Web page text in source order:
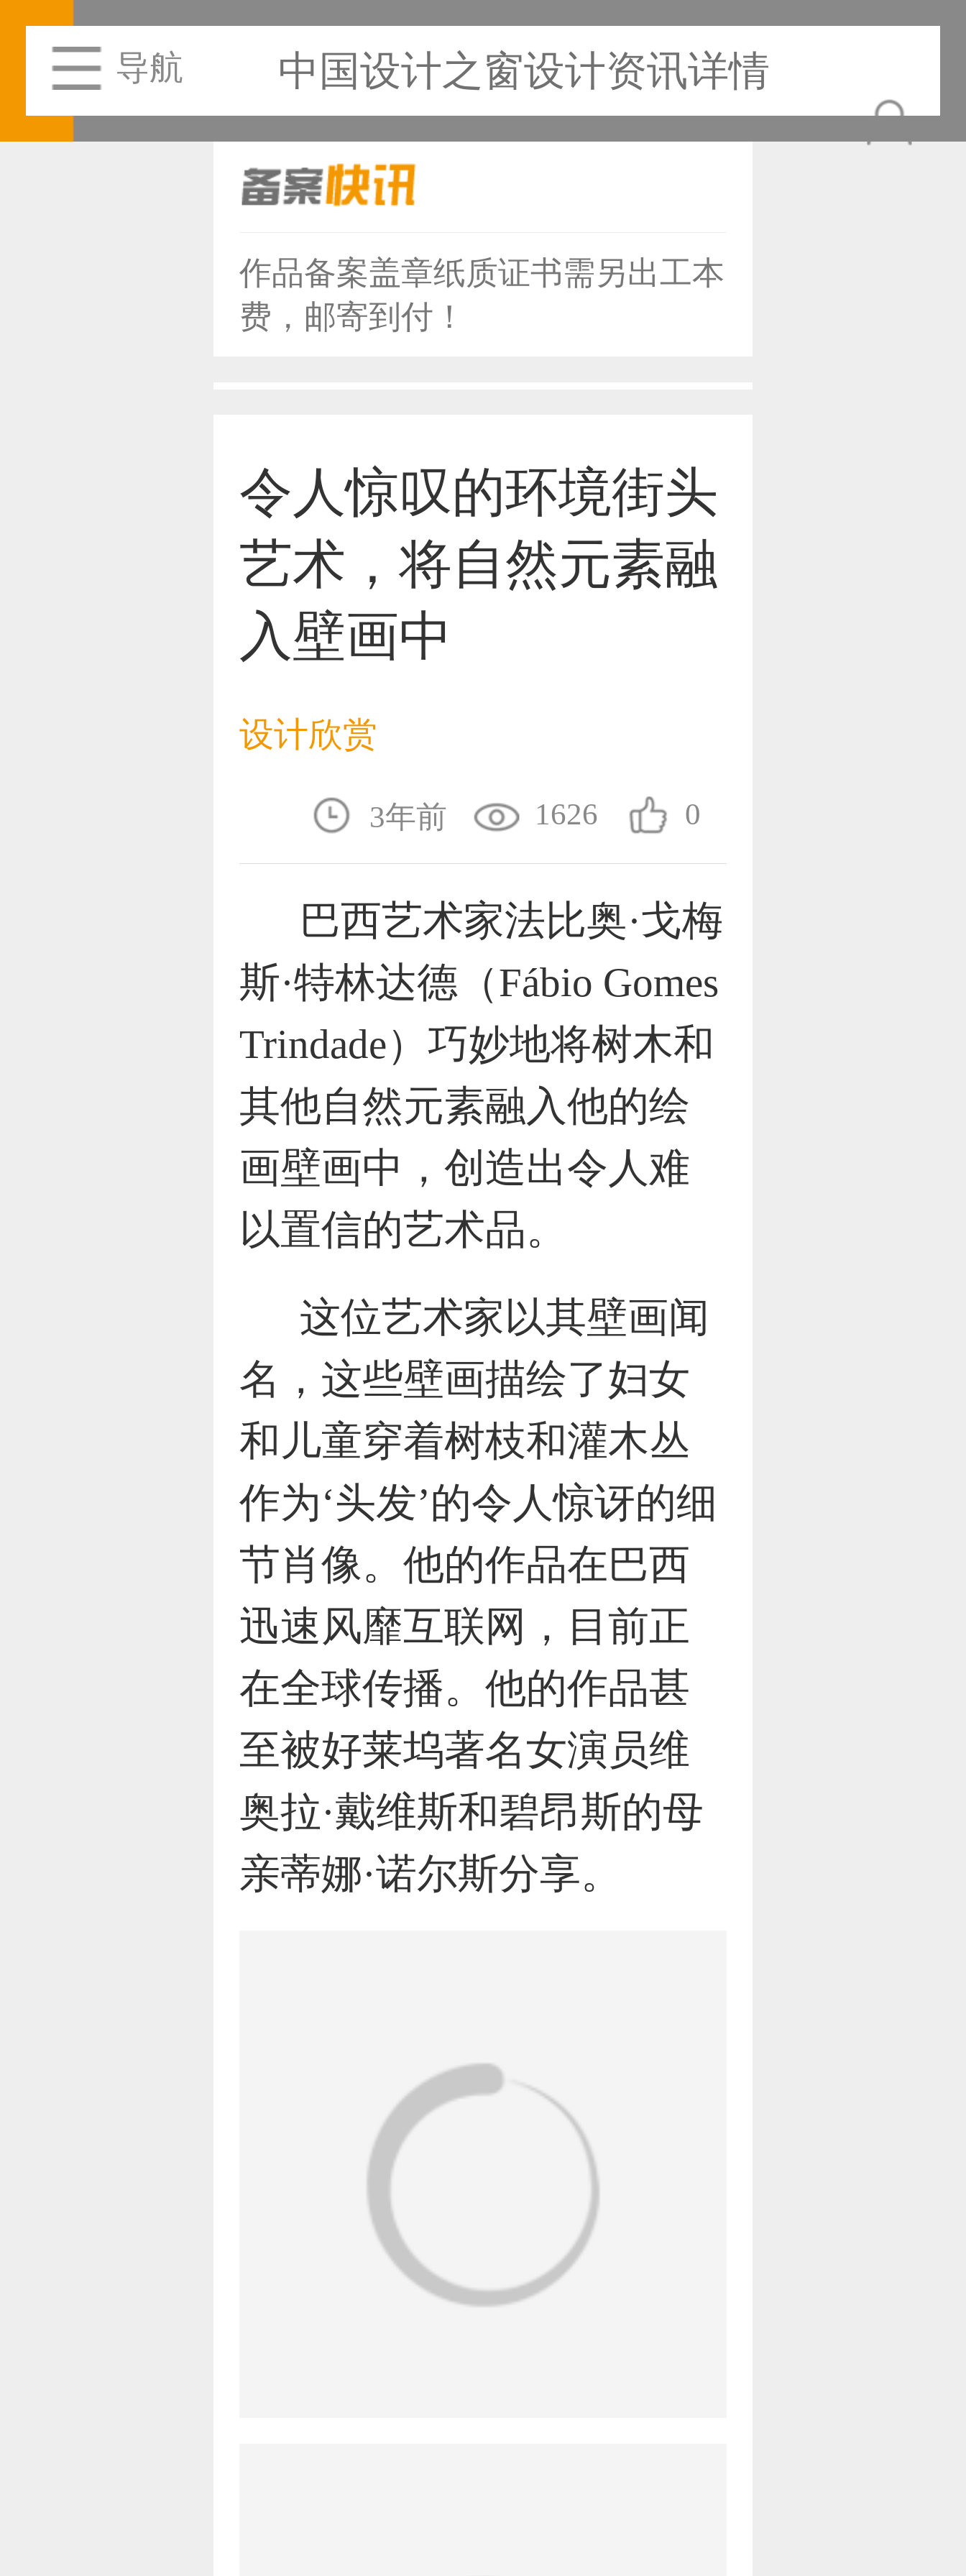
导航 中国设计之窗设计资讯详情
恭喜150****6483用户作品已成功备案！
恭喜159****4201用户作品已成功备案！
恭喜133****6466用户作品已成功备案！
恭喜131****1475用户作品已成功备案！
恭喜133****8874用户作品已成功备案！
恭喜138****8638用户作品已成功备案！
恭喜133****9020用户作品已成功备案！
恭喜136****9807用户作品已成功备案！
恭喜159****4930用户作品已成功备案！
更多
作品备案盖章纸质证书需另出工本
费，邮寄到付！
令人惊叹的环境街头
艺术，将自然元素融
入壁画中
设计欣赏
3年前 1626 0
巴西艺术家法比奥·戈梅
斯·特林达德（Fábio Gomes
Trindade）巧妙地将树木和
其他自然元素融入他的绘
画壁画中，创造出令人难
以置信的艺术品。
这位艺术家以其壁画闻
名，这些壁画描绘了妇女
和儿童穿着树枝和灌木丛
作为‘头发’的令人惊讶的细
节肖像。他的作品在巴西
迅速风靡互联网，目前正
在全球传播。他的作品甚
至被好莱坞著名女演员维
奥拉·戴维斯和碧昂斯的母
亲蒂娜·诺尔斯分享。